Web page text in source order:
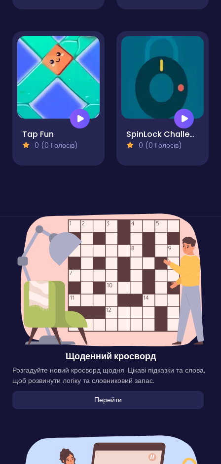
Tap Fun
0 (0 Голосів)
SpinLock Challenge
0 (0 Голосів)
Щоденний кросворд
Розгадуйте новий кросворд щодня. Цікаві підказки та слова,
щоб розвинути логіку та словниковий запас.
Перейти